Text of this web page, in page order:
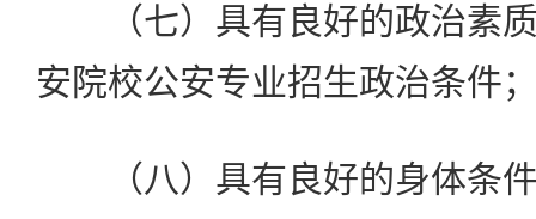
（七）具有良好的政治素质
安院校公安专业招生政治条件
（八）具有良好的身体条件